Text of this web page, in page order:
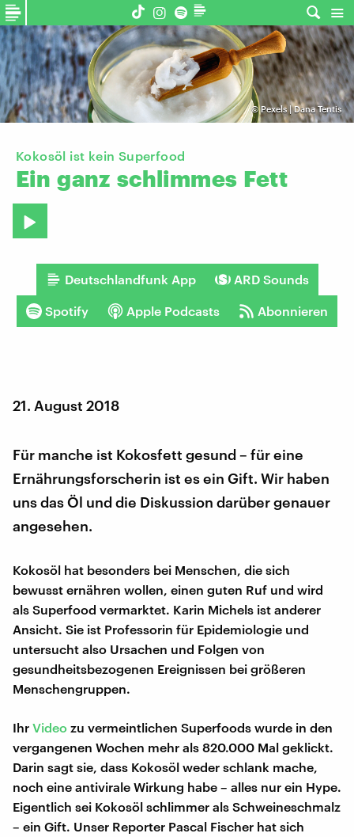
©Pexels | Dana Tentis
Kokosöl ist kein Superfood
Ein ganz schlimmes Fett
Deutschlandfunk App ARD Sounds
Spotify Apple Podcasts Abonnieren
21. August 2018
Für manche ist Kokosfett gesund – für eine
Ernährungsforscherin ist es ein Gift. Wir haben
uns das Öl und die Diskussion darüber genauer
angesehen.
Kokosöl hat besonders bei Menschen, die sich
bewusst ernähren wollen, einen guten Ruf und wird
als Superfood vermarktet. Karin Michels ist anderer
Ansicht. Sie ist Professorin für Epidemiologie und
untersucht also Ursachen und Folgen von
gesundheitsbezogenen Ereignissen bei größeren
Menschengruppen.
Ihr Video zu vermeintlichen Superfoods wurde in den
vergangenen Wochen mehr als 820.000 Mal geklickt.
Darin sagt sie, dass Kokosöl weder schlank mache,
noch eine antivirale Wirkung habe – alles nur ein Hype.
Eigentlich sei Kokosöl schlimmer als Schweineschmalz
– ein Gift. Unser Reporter Pascal Fischer hat sich